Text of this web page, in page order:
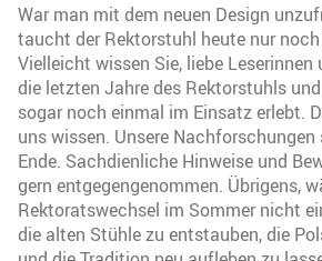
War man mit dem neuen Design
taucht der Rektorstuhl heute nur
Vielleicht wissen Sie, liebe Leserinnen
die letzten Jahre des Rektorstuhls
sogar noch einmal im Einsatz erlebt.
uns wissen. Unsere
Ende. Sachdienliche Hinweise und
gern entgegengenommen. Übrigens,
Rektoratswechsel im Sommer nicht
die alten Stühle zu entstauben, die